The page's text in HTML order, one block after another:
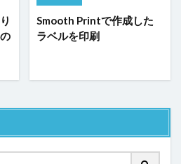
Smooth Printで作成した
ラベルを印刷
テーブルの関連付け
ブルを作成
テキストボックス
取得
プレースホルダー
ページロード時のコマンド
コード数
ページ遷移